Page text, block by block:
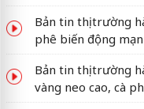
Bản tin thị trường
phê biến động
Bản tin thị trường
vàng neo cao, cà